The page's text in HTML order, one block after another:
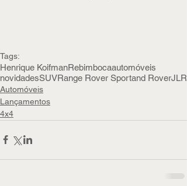
Tags:
Henrique KoifmanRebimbocaautomóveis
novidadesSUVRange Rover Sportand RoverJLR
Automóveis
Lançamentos
4x4